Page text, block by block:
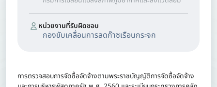
หน่วยงานที่รับผิดชอบ
กองขับเคลื่อนการลดก๊าซเรือนกระจก
การตรวจสอบการจัดซื้อจัดจ้างตามพระราชบัญญัติการจัดซื้อจัดจ้าง